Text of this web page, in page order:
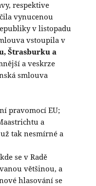
respektive
vynucenou
v listopadu
vstoupila v
Štrasburku a
a veskrze
smlouva
pravomocí EU;
a
tak nesmírné a
se v Radě
většinou, a
hlasování se